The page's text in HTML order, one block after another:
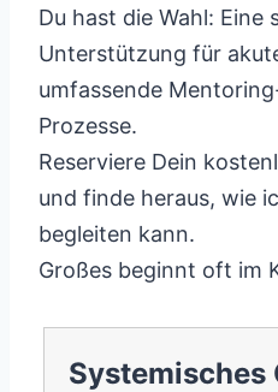
Du hast die Wahl: Eine
Unterstützung für
umfassende
Prozesse.
Reserviere Dein
und finde heraus, wie
begleiten kann.
Großes beginnt oft im
Systemisches